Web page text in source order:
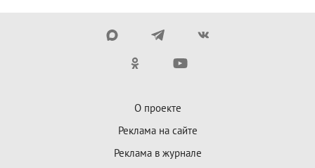
О проекте
Реклама на сайте
Реклама в журнале